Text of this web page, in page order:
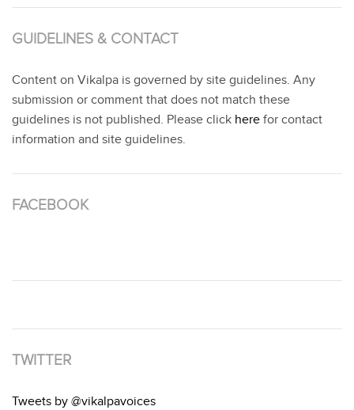
GUIDELINES & CONTACT
Content on Vikalpa is governed by site guidelines. Any
submission or comment that does not match these
guidelines is not published. Please click here for contact
information and site guidelines.
FACEBOOK
TWITTER
Tweets by @vikalpavoices